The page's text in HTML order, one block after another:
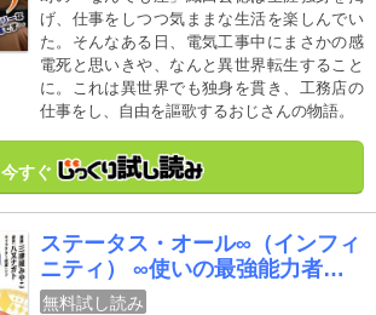
げ、仕事をしつつ気ままな生活を楽しんでい
た。そんなある日、電気工事中にまさかの感
電死と思いきや、なんと異世界転生すること
に。これは異世界でも独身を貫き、工務店の
仕事をし、自由を謳歌するおじさんの物語。
今すぐ
ステータス・オール∞（インフィ
ニティ） ∞使いの最強能力者、
異世界を自由気ままに暮らしま
無料試し読み